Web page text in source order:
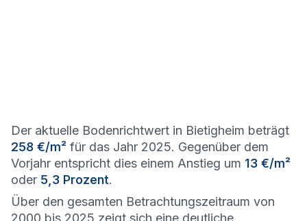
Der aktuelle Bodenrichtwert in Bietigheim beträgt
258 €/m² für das Jahr 2025. Gegenüber dem
Vorjahr entspricht dies einem Anstieg um 13 €/m²
oder 5,3 Prozent.
Über den gesamten Betrachtungszeitraum von
2000 bis 2025 zeigt sich eine deutliche